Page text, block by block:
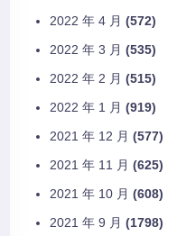
2022 年 4 月 (572)
2022 年 3 月 (535)
2022 年 2 月 (515)
2022 年 1 月 (919)
2021 年 12 月 (577)
2021 年 11 月 (625)
2021 年 10 月 (608)
2021 年 9 月 (1798)